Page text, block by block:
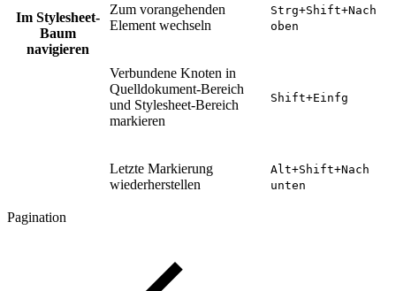
Im Stylesheet-
Baum
navigieren
Zum vorangehenden
Element wechseln
Strg+Shift+Nach
oben
Verbundene Knoten in
Quelldokument-Bereich
und Stylesheet-Bereich
markieren
Shift+Einfg
Letzte Markierung
wiederherstellen
Alt+Shift+Nach
unten
Pagination